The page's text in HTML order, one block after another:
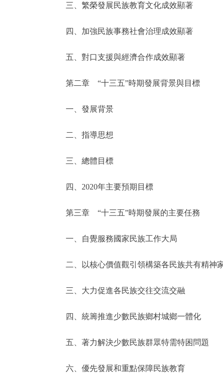
綠色北京
DEUTSCH
ESPAÑOL
ITALIANO
三、繁榮發展民族教育文化成效顯著
四、加強民族事務社會治理成效顯著
五、對口支援與經濟合作成效顯著
第二章 “十三五”時期發展背景與目標
一、發展背景
二、指導思想
三、總體目標
四、2020年主要預期目標
第三章 “十三五”時期發展的主要任務
一、自覺服務國家民族工作大局
二、以核心價值觀引領構築各民族共有精神
三、大力促進各民族交往交流交融
四、統籌推進少數民族鄉村城鄉一體化
五、著力解決少數民族群眾特需特困問題
六、優先發展和重點保障民族教育